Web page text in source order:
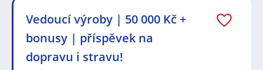
Vedoucí výroby | 50 000 Kč +
bonusy | příspěvek na
dopravu i stravu!